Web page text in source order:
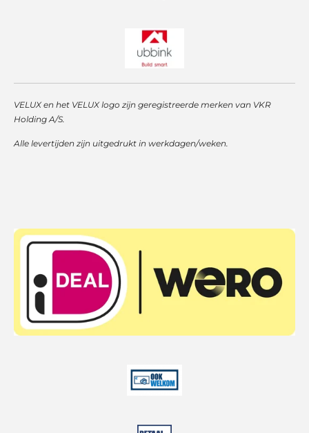
VELUX en het VELUX logo zijn geregistreerde merken van VKR
Holding A/S.
Alle levertijden zijn uitgedrukt in werkdagen/weken.